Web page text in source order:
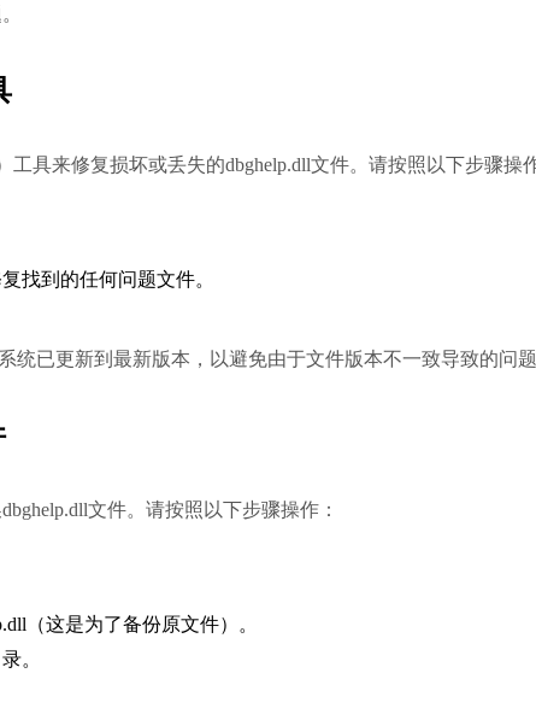
具来修复损坏或丢失的dbghelp.dll文件。请按照以下步骤操
找到的任何问题文件。
已更新到最新版本，以避免由于文件版本不一致导致的问题
文件。请按照以下步骤操作：
（这是为了备份原文件）。
。